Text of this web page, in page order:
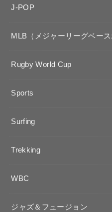
J-POP
MLB（メジャーリーグベース
Rugby World Cup
Sports
Surfing
Trekking
WBC
ジャズ＆フュージョン